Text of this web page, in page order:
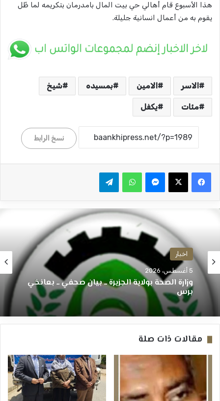
هذا الأسبوع قام أهالي حي بيت المال بامدرمان بتكريمه لما ظّل
يقوم به من أعمال انسانية جليلة.
الاسر الامين بمسيده شيخ
مئات يكفل
نسخ الرابط
واتساب
اخبار
5 أغسطس، 2026
وزارة الصحة بولاية الجزيرة ــ بيان صحفي ــ بعانخي
برس
مقالات ذات صلة